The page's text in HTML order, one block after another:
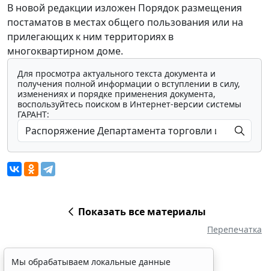
В новой редакции изложен Порядок размещения
постаматов в местах общего пользования или на
прилегающих к ним территориях в
многоквартирном доме.
Для просмотра актуального текста документа и
получения полной информации о вступлении в силу,
изменениях и порядке применения документа,
воспользуйтесь поиском в Интернет-версии системы
ГАРАНТ:
Показать все материалы
Перепечатка
Мы обрабатываем локальные данные